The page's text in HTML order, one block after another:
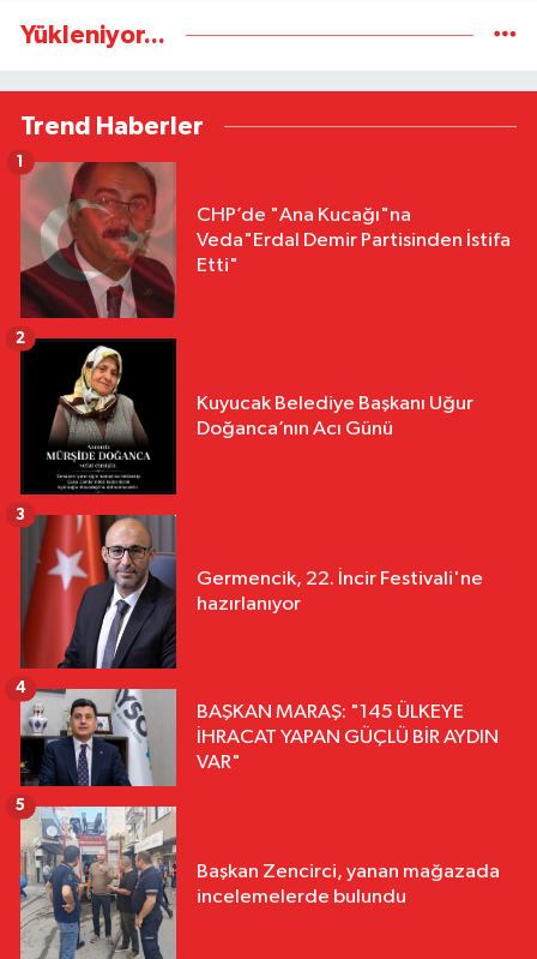
Yükleniyor...
Trend Haberler
CHP’de "Ana Kucağı"na
Veda"Erdal Demir Partisinden İstifa
Etti"
1
Kuyucak Belediye Başkanı Uğur
Doğanca’nın Acı Günü
2
Germencik, 22. İncir Festivali'ne
hazırlanıyor
3
BAŞKAN MARAŞ: "145 ÜLKEYE
İHRACAT YAPAN GÜÇLÜ BİR AYDIN
VAR"
4
Başkan Zencirci, yanan mağazada
incelemelerde bulundu
5